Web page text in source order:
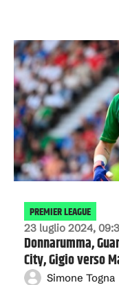
23 luglio 2024,
PREMIER LEAGUE
Donnarumma,
City, Gigio verso
Simone Togna